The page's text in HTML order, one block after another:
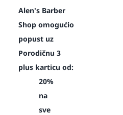
Alen's Barber
Shop omogućio
popust uz
Porodičnu 3
plus karticu od:
20%
na
sve